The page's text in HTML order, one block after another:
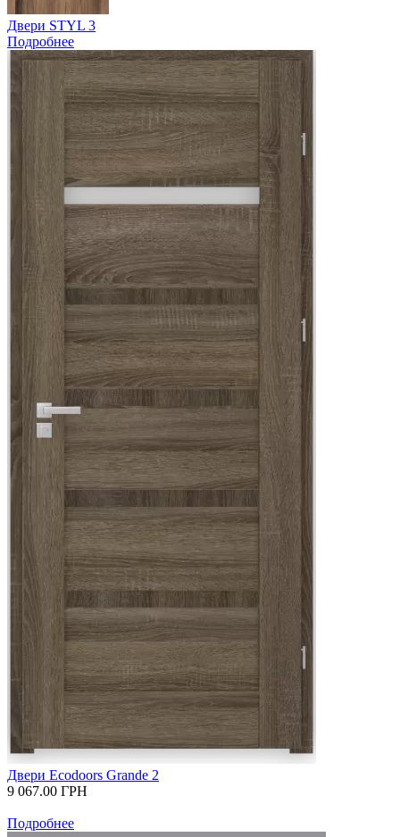
Двери STYL 3
Подробнее
Двери Ecodoors Grande 2
9 067.00 ГРН
Подробнее